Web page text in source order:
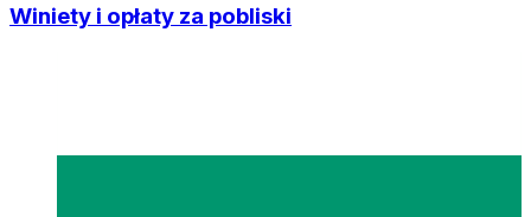
Winiety i opłaty za pobliski